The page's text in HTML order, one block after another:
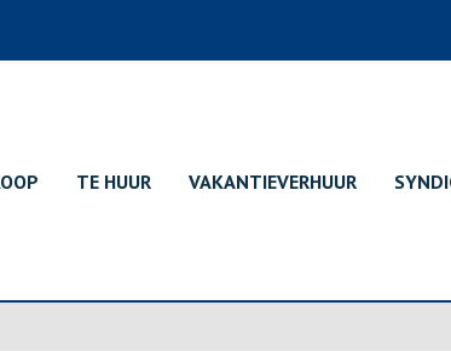
TE HUUR VAKANTIEVERHUUR